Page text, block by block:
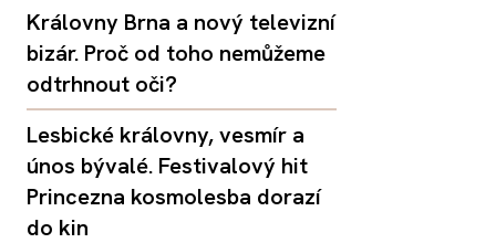
Královny Brna a nový televizní
bizár. Proč od toho nemůžeme
odtrhnout oči?
Lesbické královny, vesmír a
únos bývalé. Festivalový hit
Princezna kosmolesba dorazí
do kin